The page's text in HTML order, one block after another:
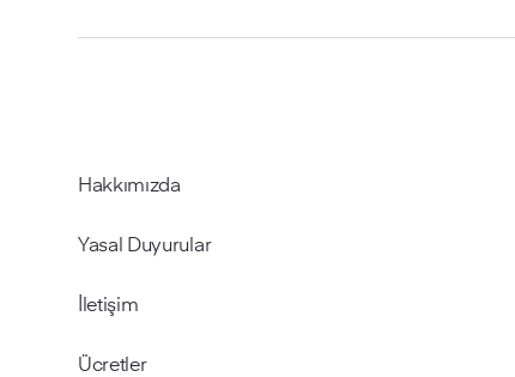
Hakkımızda
Yasal Duyurular
İletişim
Ücretler